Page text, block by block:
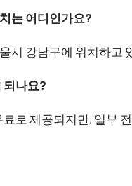
는 어디인가요?
시 강남구에 위치하고
되나요?
로 제공되지만, 일부